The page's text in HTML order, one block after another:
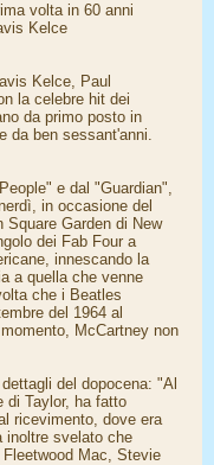
volta in 60 anni
Kelce
Kelce, Paul
la celebre hit dei
da primo posto in
da ben sessant'anni.
e dal "Guardian",
in occasione del
Square Garden di New
dei Fab Four a
innescando la
a quella che venne
che i Beatles
del 1964 al
McCartney non
del dopocena: "Al
di Taylor, ha fatto
ricevimento, dove era
inoltre svelato che
Mac, Stevie